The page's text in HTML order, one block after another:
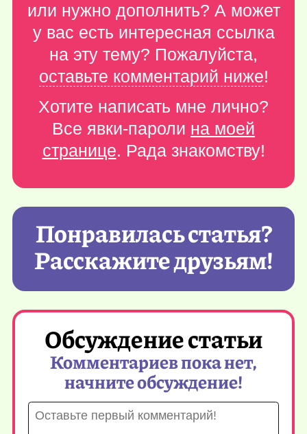
или нужно дополнить? А может
у вас есть интересная ссылка
на эту тему? Пожалуйста,
оставьте комментарий ниже!
Хотите написать мне лично?
Все явки-пароли на моей
странице. Рада знакомству!
Понравилась статья?
Расскажите друзьям!
Обсуждение статьи
Комментариев пока нет,
начните обсуждение!